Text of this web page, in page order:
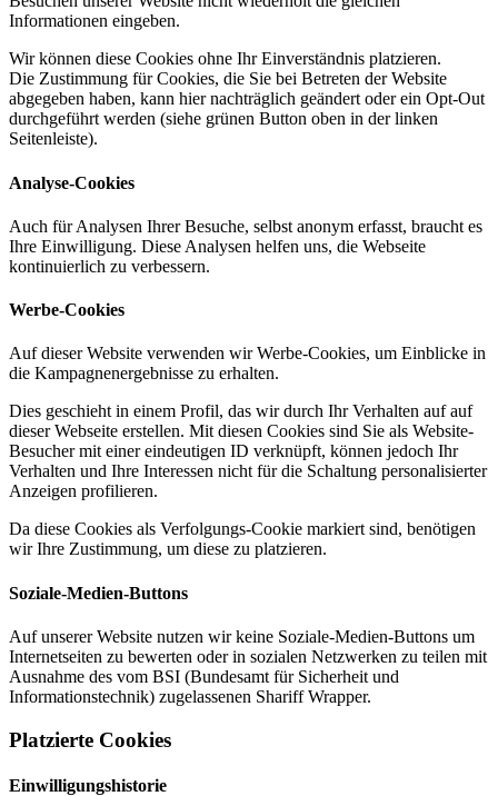
Informationen eingeben.
Wir können diese Cookies ohne Ihr Einverständnis platzieren.
Die Zustimmung für Cookies, die Sie bei Betreten der Website
abgegeben haben, kann hier nachträglich geändert oder ein Opt-Out
durchgeführt werden (siehe grünen Button oben in der linken
Seitenleiste).
Analyse-Cookies
Auch für Analysen Ihrer Besuche, selbst anonym erfasst, braucht es
Ihre Einwilligung. Diese Analysen helfen uns, die Webseite
kontinuierlich zu verbessern.
Werbe-Cookies
Auf dieser Website verwenden wir Werbe-Cookies, um Einblicke in
die Kampagnenergebnisse zu erhalten.
Dies geschieht in einem Profil, das wir durch Ihr Verhalten auf auf
dieser Webseite erstellen. Mit diesen Cookies sind Sie als Website-
Besucher mit einer eindeutigen ID verknüpft, können jedoch Ihr
Verhalten und Ihre Interessen nicht für die Schaltung personalisierter
Anzeigen profilieren.
Da diese Cookies als Verfolgungs-Cookie markiert sind, benötigen
wir Ihre Zustimmung, um diese zu platzieren.
Soziale-Medien-Buttons
Auf unserer Website nutzen wir keine Soziale-Medien-Buttons um
Internetseiten zu bewerten oder in sozialen Netzwerken zu teilen mit
Ausnahme des vom BSI (Bundesamt für Sicherheit und
Informationstechnik) zugelassenen Shariff Wrapper.
Platzierte Cookies
Einwilligungshistorie